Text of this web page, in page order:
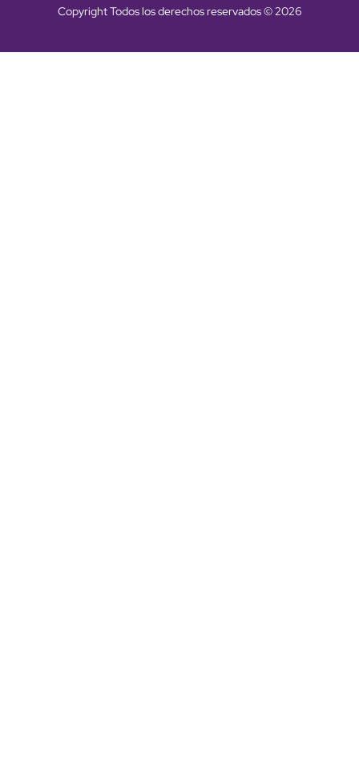
Copyright Todos los derechos reservados © 2026